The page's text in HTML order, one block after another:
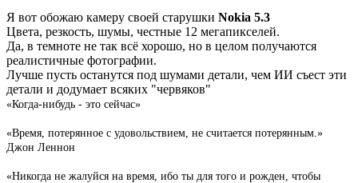
Я вот обожаю камеру своей старушки Nokia 5.3
Цвета, резкость, шумы, честные 12 мегапикселей.
Да, в темноте не так всё хорошо, но в целом получаются
реалистичные фотографии.
Лучше пусть останутся под шумами детали, чем ИИ съест эти
детали и додумает всяких "червяков"
«Когда-нибудь - это сейчас»
«Время, потерянное с удовольствием, не считается потерянным.»
Джон Леннон
«Никогда не жалуйся на время, ибо ты для того и рожден, чтобы